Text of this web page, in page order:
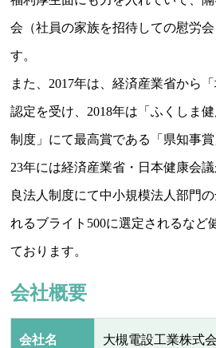
会（社員の家族を招待しての慰労
す。
また、2017年は、経済産業省から
認定を受け、2018年は「ふくしま
制度」にて最高賞である「県知事
23年には経済産業省・日本健康会
良法人制度にて中小規模法人部門
れるブライト500に選定されるなど
ております。
会社概要
会社名 大槻電設工業株式